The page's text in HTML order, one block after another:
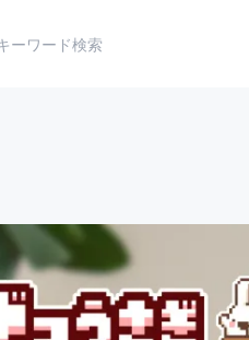
アート・写真
テクノロジー・ガジェット